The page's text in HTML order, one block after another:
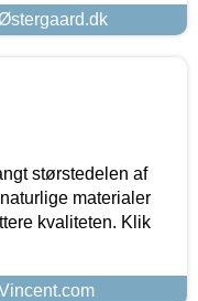
størstedelen af
materialer
kvaliteten. Klik